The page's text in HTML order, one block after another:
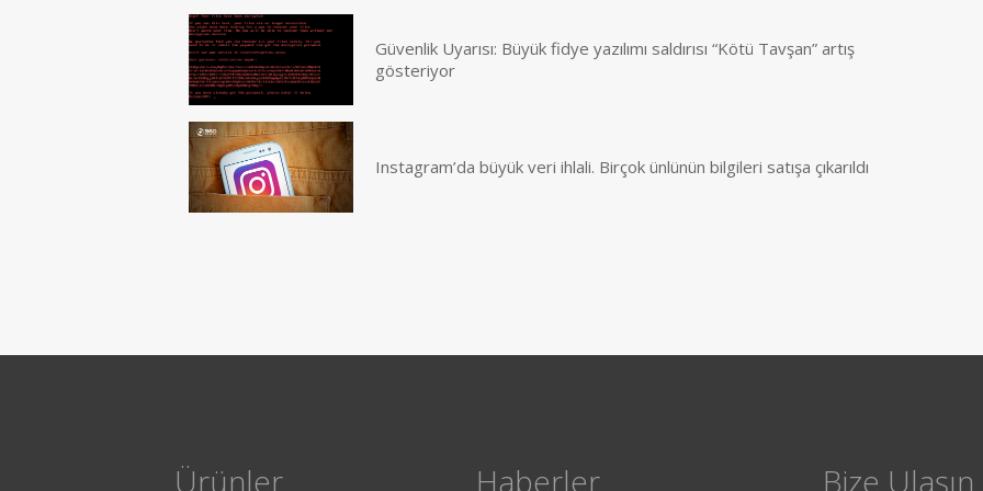
Güvenlik Uyarısı: Büyük fidye yazılımı saldırısı “Kötü Tavşan” artış
gösteriyor
Instagram’da büyük veri ihlali. Birçok ünlünün bilgileri satışa çıkarıldı
Ürünler Haberler Bize Ulaşın